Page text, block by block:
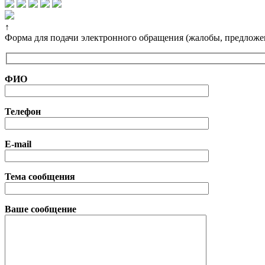
↑
Форма для подачи электронного обращения (жалобы,
ФИО
Телефон
E-mail
Тема сообщения
Ваше сообщение